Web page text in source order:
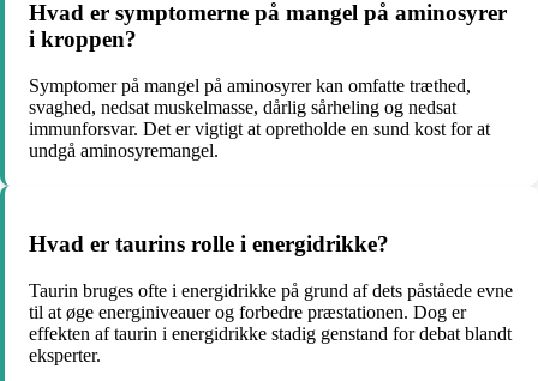
Hvad er symptomerne på mangel på aminosyrer
i kroppen?
Symptomer på mangel på aminosyrer kan omfatte træthed,
svaghed, nedsat muskelmasse, dårlig sårheling og nedsat
immunforsvar. Det er vigtigt at opretholde en sund kost for at
undgå aminosyremangel.
Hvad er taurins rolle i energidrikke?
Taurin bruges ofte i energidrikke på grund af dets påståede evne
til at øge energiniveauer og forbedre præstationen. Dog er
effekten af taurin i energidrikke stadig genstand for debat blandt
eksperter.